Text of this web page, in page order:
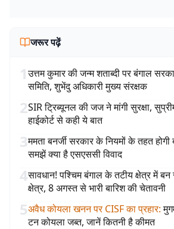
जरूर पढ़ें
1उत्तम कुमार की जन्म शताब्दी पर बंगाल
समिति, शुभेंदु अधिकारी मुख्य संरक्षक
2SIR ट्रिब्यूनल की जज ने मांगी सुरक्षा,
हाईकोर्ट से कही ये बात
3ममता बनर्जी सरकार के नियमों के तहत होगी
समझें क्या है एसएससी विवाद
4सावधान! पश्चिम बंगाल के तटीय क्षेत्र में बन
क्षेत्र, 8 अगस्त से भारी बारिश की चेतावनी
5अवैध कोयला खनन पर CISF का प्रहार:
टन कोयला जब्त, जानें कितनी है कीमत